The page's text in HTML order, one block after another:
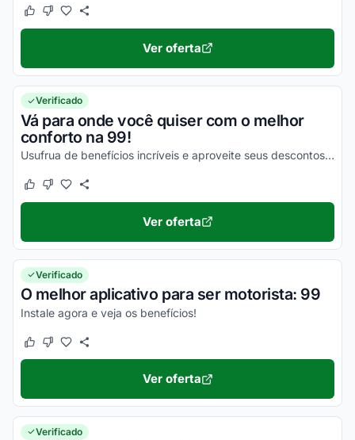
Este cupom funcionou
Este cupom não funcionou
Ver oferta
Verificado
Vá para onde você quiser com o melhor
conforto na 99!
Usufrua de benefícios incríveis e aproveite seus descontos ainda hoje!
Este cupom funcionou
Este cupom não funcionou
Ver oferta
Verificado
O melhor aplicativo para ser motorista: 99
Instale agora e veja os benefícios!
Este cupom funcionou
Este cupom não funcionou
Ver oferta
Verificado